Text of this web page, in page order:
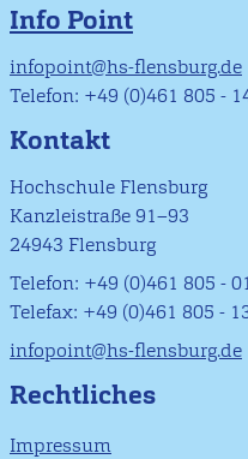
Info Point
infopoint@hs-flensburg.de
Telefon: +49 (0)461 805 -
Kontakt
Hochschule Flensburg
Kanzleistraße 91–93
24943 Flensburg
Telefon: +49 (0)461 805 -
Telefax: +49 (0)461 805 -
infopoint@hs-flensburg.de
Rechtliches
Impressum